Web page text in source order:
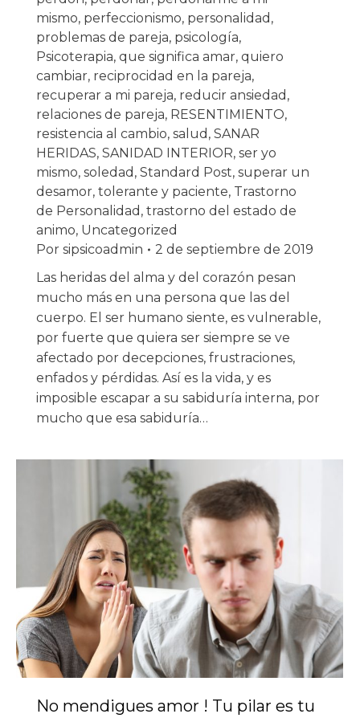
mismo, perfeccionismo, personalidad ,
problemas de pareja, psicología,
Psicoterapia, que significa amar, quiero
cambiar, reciprocidad en la pareja,
recuperar a mi pareja, reducir ansiedad ,
relaciones de pareja, RESENTIMIENTO,
resistencia al cambio, salud , SANAR
HERIDAS, SANIDAD INTERIOR, ser yo
mismo, soledad , Standard Post, superar un
desamor, tolerante y paciente, Trastorno
de Personalidad , trastorno del estado de
animo, Uncategorized
Por sipsicoadmin
2 de septiembre de 2019
Las heridas del alma y del corazón pesan
mucho más en una persona que las del
cuerpo. El ser humano siente, es vulnerable,
por fuerte que quiera ser siempre se ve
afectado por decepciones, frustraciones,
enfados y pérdidas. Así es la vida, y es
imposible escapar a su sabiduría interna, por
mucho que esa sabiduría…
No mendigues amor ! Tu pilar es tu